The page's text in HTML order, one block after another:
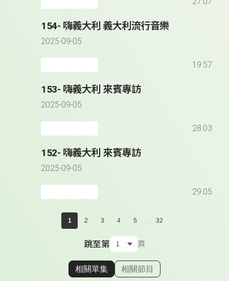
154- 嗨義大利 義大利流行音樂
2025-09-05
19:57
153- 嗨義大利 來賓專訪
2025-09-05
28:03
152- 嗨義大利 來賓專訪
2025-09-05
29:05
1 2 3 4 5 ... 32
跳至第 頁
顯示相關單集
相關單集 相關節目